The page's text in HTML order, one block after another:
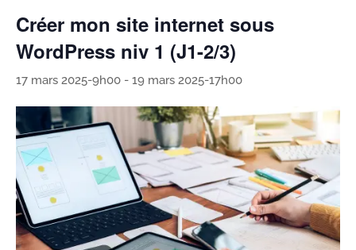
Créer mon site internet sous
WordPress niv 1 (J1-2/3)
17 mars 2025-9h00 - 19 mars 2025-17h00